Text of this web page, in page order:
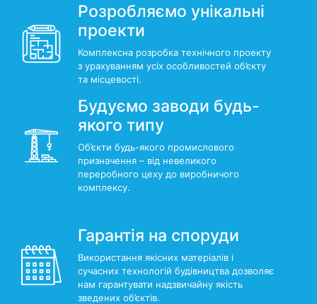
Розробляємо унікальні
проекти
Комплексна розробка технічного проекту
з урахуванням усіх особливостей об’єкту
та місцевості.
Будуємо заводи будь-
якого типу
Об’єкти будь-якого промислового
призначення – від невеликого
переробного цеху до виробничого
комплексу.
Гарантія на споруди
Використання якісних матеріалів і
сучасних технологій будівництва дозволяє
нам гарантувати надзвичайну якість
зведених об’єктів.